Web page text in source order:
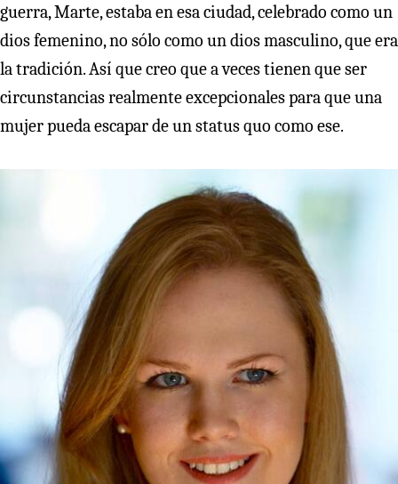
guerra, Marte, estaba en esa ciudad, celebrado como un
dios femenino, no sólo como un dios masculino, que era
la tradición. Así que creo que a veces tienen que ser
circunstancias realmente excepcionales para que una
mujer pueda escapar de un status quo como ese.